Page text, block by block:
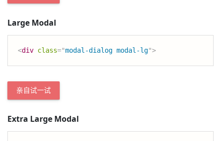
Large Modal
<div class="modal-dialog modal-lg">
亲自试一试
Extra Large Modal